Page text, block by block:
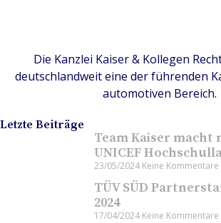
Die Kanzlei Kaiser & Kollegen
deutschlandweit eine der führenden
automotiven Bereich.
Letzte Beiträge
Team Kaiser macht
UNICEF
23/05/2024 Keine Kommentare
TÜV SÜD
2024
17/04/2024 Keine Kommentare